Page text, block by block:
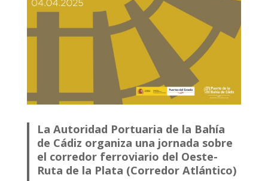
La Autoridad Portuaria de la Bahía
de Cádiz organiza una jornada sobre
el corredor ferroviario del Oeste-
Ruta de la Plata (Corredor Atlántico)